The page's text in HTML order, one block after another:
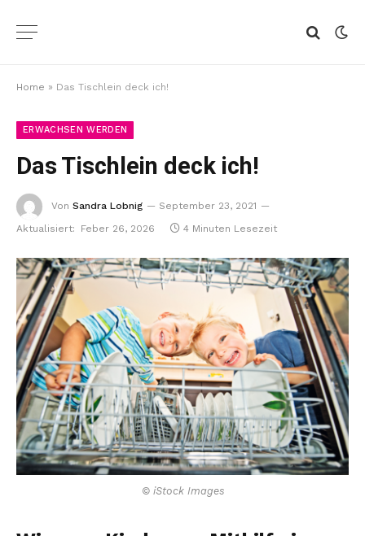
Home » Das Tischlein deck ich!
ERWACHSEN WERDEN
Das Tischlein deck ich!
Von Sandra Lobnig
September 23, 2021
Aktualisiert:
Feber 26, 2026 4 Minuten Lesezeit
© iStock Images